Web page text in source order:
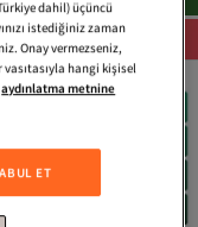
Tümünü gör
dahil) üçüncü
istediğiniz zaman
Onay vermezseniz,
vasıtasıyla hangi kişisel
aydınlatma metnine
ET